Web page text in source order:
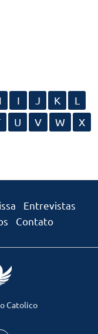
I J K
L
U V W
X
Entrevistas
Contato
Catolico